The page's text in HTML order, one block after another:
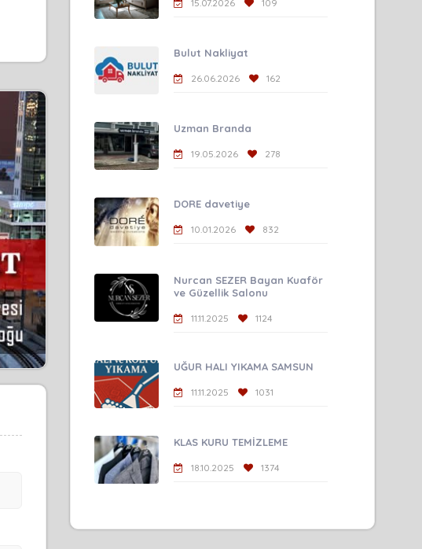
15.07.2026 109
Bulut Nakliyat
26.06.2026 162
Uzman Branda
19.05.2026 278
DORE davetiye
10.01.2026 832
Nurcan SEZER Bayan Kuaför
ve Güzellik Salonu
11.11.2025 1124
UĞUR HALI YIKAMA SAMSUN
11.11.2025 1031
KLAS KURU TEMİZLEME
18.10.2025 1374